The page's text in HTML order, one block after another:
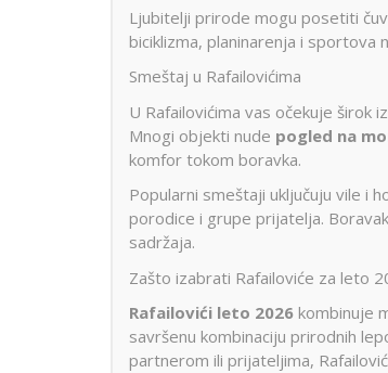
Ljubitelji prirode mogu posetiti
biciklizma, planinarenja i sportova
Smeštaj u Rafailovićima
U Rafailovićima vas očekuje širok
Mnogi objekti nude pogled na
komfor tokom boravka.
Popularni smeštaji uključuju vile i
porodice i grupe prijatelja.
sadržaja.
Zašto izabrati Rafailoviće za leto
Rafailovići leto 2026 kombinuje
savršenu kombinaciju prirodnih
partnerom ili prijateljima,